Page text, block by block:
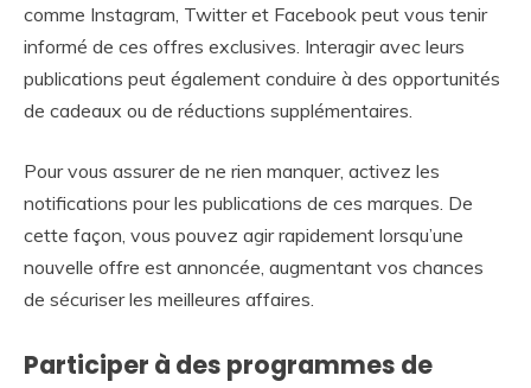
comme Instagram, Twitter et Facebook peut vous tenir
informé de ces offres exclusives. Interagir avec leurs
publications peut également conduire à des opportunités
de cadeaux ou de réductions supplémentaires.
Pour vous assurer de ne rien manquer, activez les
notifications pour les publications de ces marques. De
cette façon, vous pouvez agir rapidement lorsqu’une
nouvelle offre est annoncée, augmentant vos chances
de sécuriser les meilleures affaires.
Participer à des programmes de